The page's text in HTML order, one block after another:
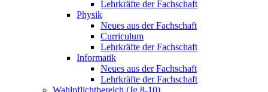
Lehrkräfte der Fachschaft
Physik
Neues aus der Fachschaft
Curriculum
Lehrkräfte der Fachschaft
Informatik
Neues aus der Fachschaft
Lehrkräfte der Fachschaft